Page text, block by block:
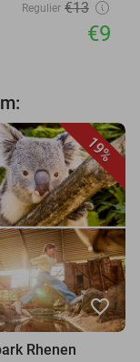
Regulier €13
€9
19%
favorite_border
Rhenen